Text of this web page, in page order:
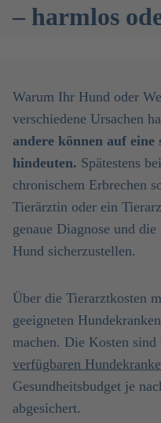
– harmlos
Warum Ihr Hund oder
verschiedene Ursachen
andere können auf
hindeuten. Spätestens
chronischem Erbrechen
Tierärztin oder ein
genaue Diagnose und
Hund sicherzustellen.
Über die Tierarztkosten
geeigneten
machen. Die Kosten sind
verfügbaren
Gesundheitsbudget je
abgesichert.